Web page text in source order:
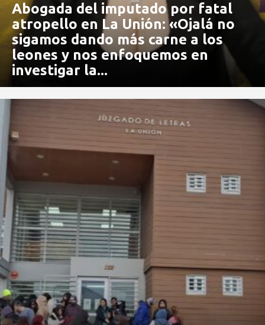
Abogada del imputado por fatal
atropello en La Unión: «Ojalá no
sigamos dando más carne a los
leones y nos enfoquemos en
investigar la...